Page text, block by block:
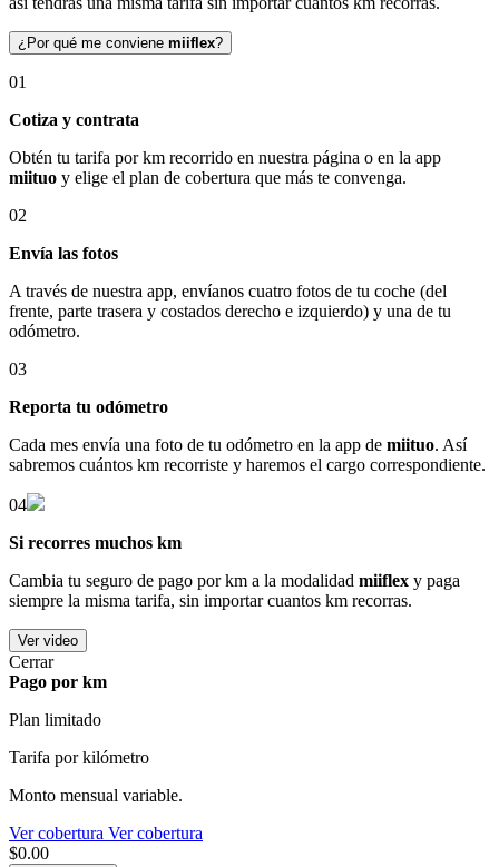
¿Por qué me conviene miiflex?
01
Cotiza y contrata
Obtén tu tarifa por km recorrido en nuestra página o en la app
miituo y elige el plan de cobertura que más te convenga.
02
Envía las fotos
A través de nuestra app, envíanos cuatro fotos de tu coche (del
frente, parte trasera y costados derecho e izquierdo) y una de tu
odómetro.
03
Reporta tu odómetro
Cada mes envía una foto de tu odómetro en la app de miituo. Así
sabremos cuántos km recorriste y haremos el cargo correspondiente.
04
Si recorres muchos km
Cambia tu seguro de pago por km a la modalidad miiflex y paga
siempre la misma tarifa, sin importar cuantos km recorras.
Ver video
Cerrar
Pago por km
Plan limitado
Tarifa por kilómetro
Monto mensual variable.
Ver cobertura Ver cobertura
$0.00